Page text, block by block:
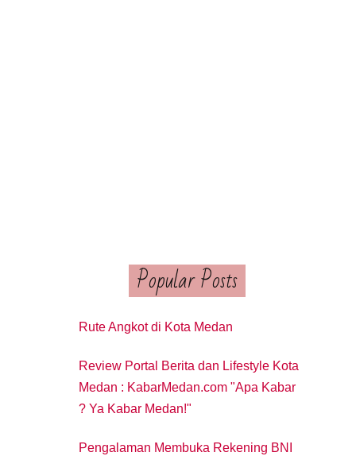
Popular Posts
Rute Angkot di Kota Medan
Review Portal Berita dan Lifestyle Kota
Medan : KabarMedan.com "Apa Kabar
? Ya Kabar Medan!"
Pengalaman Membuka Rekening BNI